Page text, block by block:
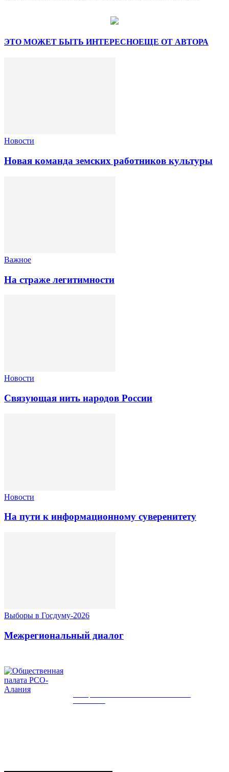
ЭТО МОЖЕТ БЫТЬ ИНТЕРЕСНОЕЩЕ ОТ АВТОРА
Новости
Новая команда земских работников культуры
Важное
На страже легитимности
Новости
Связующая нить народов России
Новости
На пути к информационному суверенитету
Выборы в Госдуму-2026
Межрегиональный диалог